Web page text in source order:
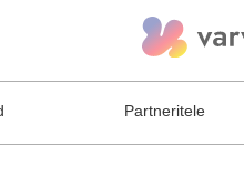
Partneritele